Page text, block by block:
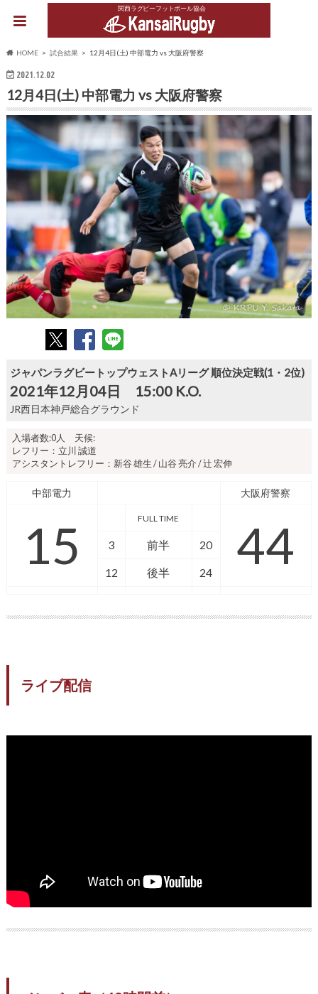
関西ラグビーフットボール協会
HOME 試合結果 12月4日(土) 中部電力 vs 大阪府警察
2021.12.02
12月4日(土) 中部電力 vs 大阪府警察
ジャパンラグビートップウェストAリーグ 順位決定戦(1・2位)
2021年12月04日 15:00 K.O.
JR西日本神戸総合グラウンド
入場者数:0人 天候:
レフリー：立川 誠道
アシスタントレフリー：新谷 雄生 / 山谷 亮介 / 辻 宏伸
中部電力 大阪府警察
15 FULL TIME 44
3 前半 20
12 後半 24
ライブ配信